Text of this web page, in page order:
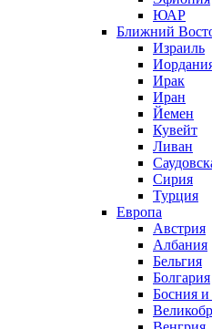
ЮАР
Ближний
Израиль
Ирак
Иран
Йемен
Кувейт
Ливан
Сирия
Турция
Европа
Австрия
Албания
Бельгия
Болгария
Босния и